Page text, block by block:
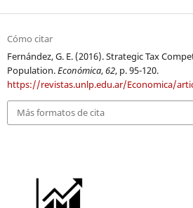
Cómo citar
Fernández, G. E. (2016). Strategic Tax
Population.Económica,62, p. 95-120.
https://revistas.unlp.edu.ar/Economica/
Más formatos de cita